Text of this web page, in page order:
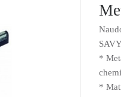
*
*